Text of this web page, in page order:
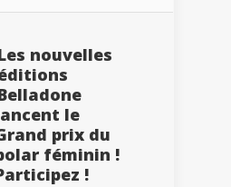
nouvelles
le
prix du
féminin !
!